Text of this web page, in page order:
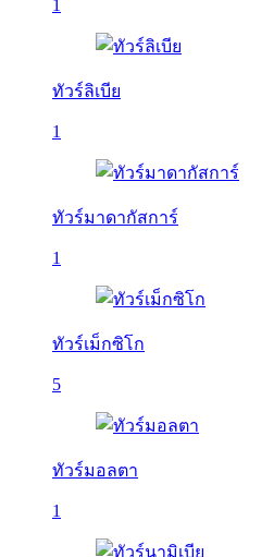
1
ทัวร์ลิเบีย
1
ทัวร์มาดากัสการ์
1
ทัวร์เม็กซิโก
5
ทัวร์มอลตา
1